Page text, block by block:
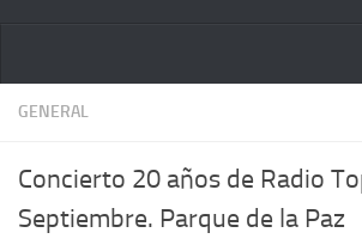
Escucha todas las enredaderas cuando
Antigua bitácora de La enredadera
Nuestra biblioteca hermana
GENERAL
Concierto 20 años de Radio
Septiembre. Parque de la Paz